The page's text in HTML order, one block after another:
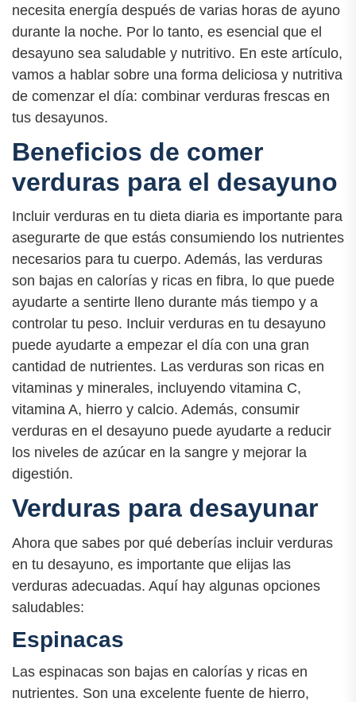
necesita energía después de varias horas de ayuno
durante la noche. Por lo tanto, es esencial que el
desayuno sea saludable y nutritivo. En este artículo,
vamos a hablar sobre una forma deliciosa y nutritiva
de comenzar el día: combinar verduras frescas en
tus desayunos.
Beneficios de comer
verduras para el desayuno
Incluir verduras en tu dieta diaria es importante para
asegurarte de que estás consumiendo los nutrientes
necesarios para tu cuerpo. Además, las verduras
son bajas en calorías y ricas en fibra, lo que puede
ayudarte a sentirte lleno durante más tiempo y a
controlar tu peso. Incluir verduras en tu desayuno
puede ayudarte a empezar el día con una gran
cantidad de nutrientes. Las verduras son ricas en
vitaminas y minerales, incluyendo vitamina C,
vitamina A, hierro y calcio. Además, consumir
verduras en el desayuno puede ayudarte a reducir
los niveles de azúcar en la sangre y mejorar la
digestión.
Verduras para desayunar
Ahora que sabes por qué deberías incluir verduras
en tu desayuno, es importante que elijas las
verduras adecuadas. Aquí hay algunas opciones
saludables:
Espinacas
Las espinacas son bajas en calorías y ricas en
nutrientes. Son una excelente fuente de hierro,